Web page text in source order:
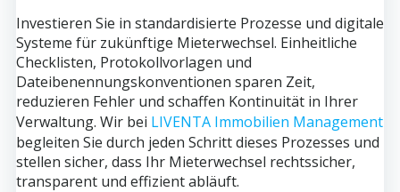
Investieren Sie in standardisierte Prozesse und digitale
Systeme für zukünftige Mieterwechsel. Einheitliche
Checklisten, Protokollvorlagen und
Dateibenennungskonventionen sparen Zeit,
reduzieren Fehler und schaffen Kontinuität in Ihrer
Verwaltung. Wir bei LIVENTA Immobilien Management
begleiten Sie durch jeden Schritt dieses Prozesses und
stellen sicher, dass Ihr Mieterwechsel rechtssicher,
transparent und effizient abläuft.